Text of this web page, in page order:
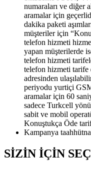
numaraları ve diğer
aramalar için
dakika paketi
müşteriler için
telefon hizmeti
yapan müşterilerde
telefon hizmeti
telefon hizmeti tarife
adresinden
periyodu yurtiçi
aramalar için 60
sadece Turkcell
sabit ve mobil
Konuştukça Öde
Kampanya
SİZİN İÇİN